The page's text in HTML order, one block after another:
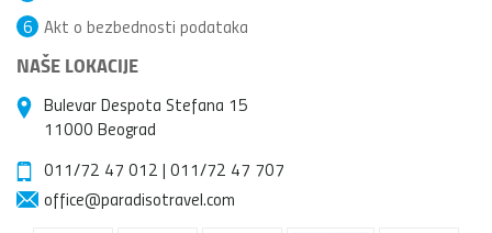
Akt o bezbednosti podataka
6
NAŠE LOKACIJE
Bulevar Despota Stefana 15
11000 Beograd
011/72 47 012 | 011/72 47 707
office@paradisotravel.com